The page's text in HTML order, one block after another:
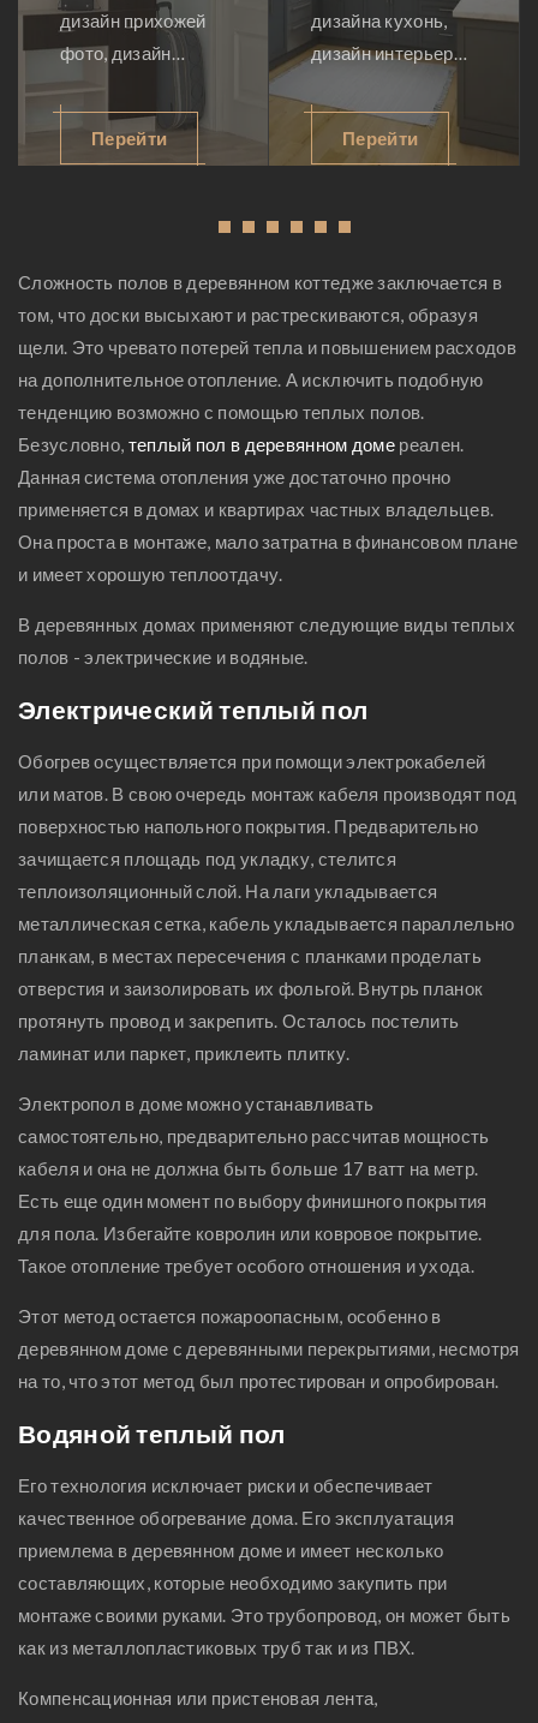
дизайн прихожей
фото, дизайн
квартиры
прихожая, дизайн
маленькой
коридора, дизайн
квартиры
прихожая, дизайн
проект прихожей
Перейти
дизайна кухонь,
дизайн интерьера
маленькой кухни,
кухни дизайн
классическая
кухня дизайн,
дизайн столовой,
дизайн кухни
столовой
Перейти
Сложность полов в деревянном коттедже заключается в
том, что доски высыхают и растрескиваются, образуя
щели. Это чревато потерей тепла и повышением расходов
на дополнительное отопление. А исключить подобную
тенденцию возможно с помощью теплых полов.
Безусловно, теплый пол в деревянном доме реален.
Данная система отопления уже достаточно прочно
применяется в домах и квартирах частных владельцев.
Она проста в монтаже, мало затратна в финансовом плане
и имеет хорошую теплоотдачу.
В деревянных домах применяют следующие виды теплых
полов - электрические и водяные.
Электрический теплый пол
Обогрев осуществляется при помощи электрокабелей
или матов. В свою очередь монтаж кабеля производят под
поверхностью напольного покрытия. Предварительно
зачищается площадь под укладку, стелится
теплоизоляционный слой. На лаги укладывается
металлическая сетка, кабель укладывается параллельно
планкам, в местах пересечения с планками проделать
отверстия и заизолировать их фольгой. Внутрь планок
протянуть провод и закрепить. Осталось постелить
ламинат или паркет, приклеить плитку.
Электропол в доме можно устанавливать
самостоятельно, предварительно рассчитав мощность
кабеля и она не должна быть больше 17 ватт на метр.
Есть еще один момент по выбору финишного покрытия
для пола. Избегайте ковролин или ковровое покрытие.
Такое отопление требует особого отношения и ухода.
Этот метод остается пожароопасным, особенно в
деревянном доме с деревянными перекрытиями, несмотря
на то, что этот метод был протестирован и опробирован.
Водяной теплый пол
Его технология исключает риски и обеспечивает
качественное обогревание дома. Его эксплуатация
приемлема в деревянном доме и имеет несколько
составляющих, которые необходимо закупить при
монтаже своими руками. Это трубопровод, он может быть
как из металлопластиковых труб так и из ПВХ.
Компенсационная или пристеновая лента,